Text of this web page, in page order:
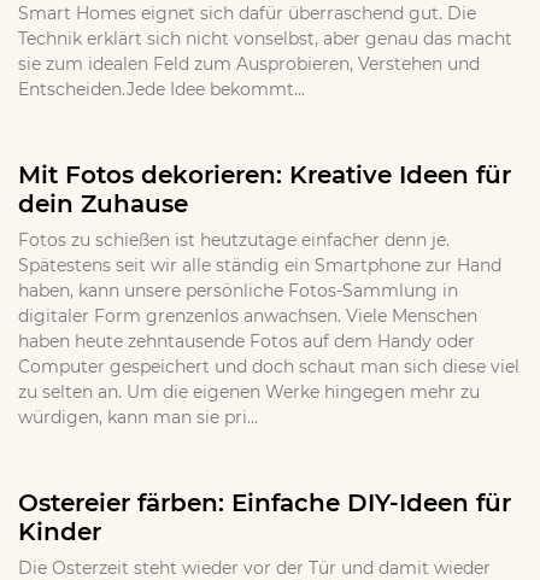
Smart Homes eignet sich dafür überraschend gut. Die
Technik erklärt sich nicht vonselbst, aber genau das macht
sie zum idealen Feld zum Ausprobieren, Verstehen und
Entscheiden.Jede Idee bekommt...
Mit Fotos dekorieren: Kreative Ideen für
dein Zuhause
Fotos zu schießen ist heutzutage einfacher denn je.
Spätestens seit wir alle ständig ein Smartphone zur Hand
haben, kann unsere persönliche Fotos-Sammlung in
digitaler Form grenzenlos anwachsen. Viele Menschen
haben heute zehntausende Fotos auf dem Handy oder
Computer gespeichert und doch schaut man sich diese viel
zu selten an. Um die eigenen Werke hingegen mehr zu
würdigen, kann man sie pri...
Ostereier färben: Einfache DIY-Ideen für
Kinder
Die Osterzeit steht wieder vor der Tür und damit wieder